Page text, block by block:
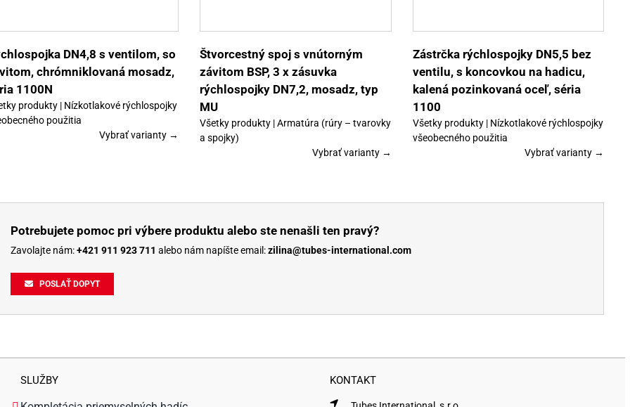
DN4,8 s ventilom, so
chrómniklovaná mosadz,
1100N
produkty | Nízkotlakové rýchlospojky
použitia
Vybrať varianty →
si
vybrať
stránke
Štvorcestný spoj s vnútorným
závitom BSP, 3 x zásuvka
rýchlospojky DN7,2, mosadz, typ
MU
Všetky produkty | Armatúra (rúry – tvarovky
a spojky)
Vybrať varianty →
si
vybrať
produktu.
Zástrčka rýchlospojky DN5,5 bez
ventilu, s koncovkou na hadicu,
kalená pozinkovaná oceľ, séria
1100
Všetky produkty | Nízkotlakové rýchlospojky
všeobecného použitia
Vybrať varianty →
Potrebujete pomoc pri výbere produktu alebo ste nenašli ten pravý?
Zavolajte nám:+421 911 923 711 alebo nám napíšte email:zilina@tubes-international.com
POSLAŤ DOPYT
SLUŽBY KONTAKT